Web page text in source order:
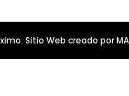
Sitio Web creado por